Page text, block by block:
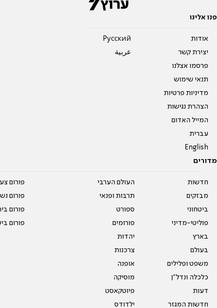
פנו אלינו
אודות
יצירת קשר
פרסמו אצלנו
תנאי שימוש
מדיניות פרטיות
הצהרת נגישות
המייל האדום
עברית
English
Pусский
عربية
מדורים
חדשות
מבזקים
ביטחוני
פוליטי-מדיני
בארץ
בעולם
משפט ופלילים
כלכלה ונדל"ן
דעות
חדשות המגזר
העולם הערבי
תרבות ופנאי
ספורט
פורומים
יהדות
צרכנות
אופנה
מוסיקה
פיוטקאסט
ילדודס
פורום
פורום
פורום
פורום